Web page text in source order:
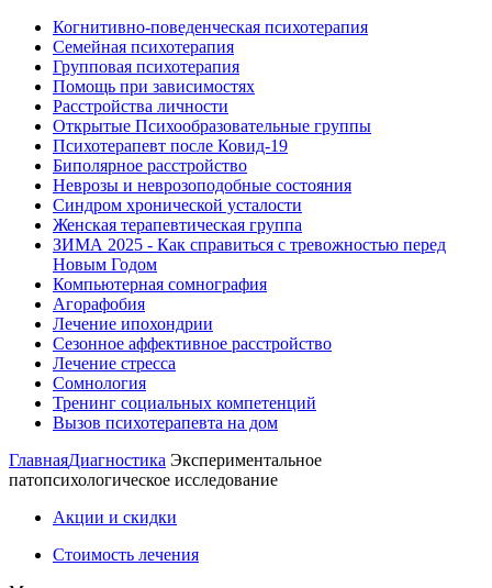
Когнитивно-поведенческая психотерапия
Семейная психотерапия
Групповая психотерапия
Помощь при зависимостях
Расстройства личности
Открытые Психообразовательные группы
Психотерапевт после Ковид-19
Биполярное расстройство
Неврозы и неврозоподобные состояния
Синдром хронической усталости
Женская терапевтическая группа
ЗИМА 2025 - Как справиться с тревожностью перед
Новым Годом
Компьютерная сомнография
Агорафобия
Лечение ипохондрии
Сезонное аффективное расстройство
Лечение стресса
Сомнология
Тренинг социальных компетенций
Вызов психотерапевта на дом
ГлавнаяДиагностика Экспериментальное
патопсихологическое исследование
Акции и скидки
Стоимость лечения